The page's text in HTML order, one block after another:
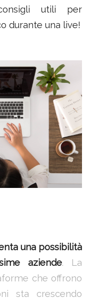
utili per
durante una live!
una possibilità
aziende. La
che offrono
sta crescendo